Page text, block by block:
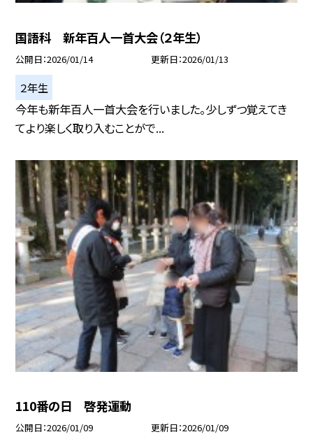
国語科 新年百人一首大会（２年生）
公開日 2026/01/14 更新日 2026/01/13
２年生
今年も新年百人一首大会を行いました。少しずつ覚えてき
てより楽しく取り入むことがで...
110番の日 啓発運動
公開日 2026/01/09 更新日 2026/01/09